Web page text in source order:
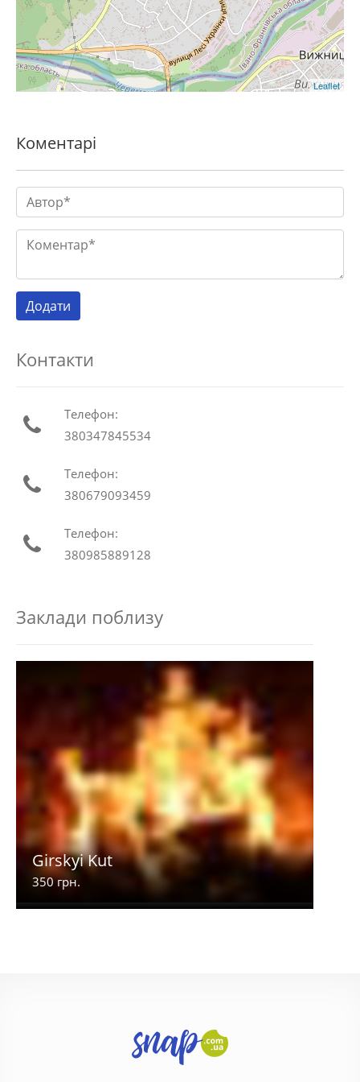
Leaflet
Коментарі
Контакти
Телефон:
380347845534
Телефон:
380679093459
Телефон:
380985889128
Заклади поблизу
Girskyi Kut
350 грн.